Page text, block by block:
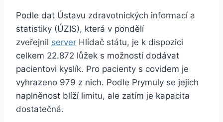
Podle dat Ústavu zdravotnických informací a
statistiky (ÚZIS), která v pondělí
zveřejnil server Hlídač státu, je k dispozici
celkem 22.872 lůžek s možností dodávat
pacientovi kyslík. Pro pacienty s covidem je
vyhrazeno 979 z nich. Podle Prymuly se jejich
naplněnost blíží limitu, ale zatím je kapacita
dostatečná.